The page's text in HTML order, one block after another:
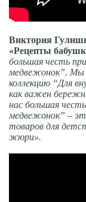
Виктория
«Рецепты
большая честь
медвежонок”. Мы
коллекцию “Для
как важен
нас большая
медвежонок” –
товаров для
жюри».